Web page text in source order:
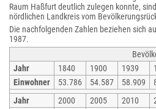
Raum Haßfurt deutlich zulegen konnte,
nördlichen Landkreis vom
Die nachfolgenden Zahlen beziehen sich
1987.
Jahr
1840 1900 1939
Einwohner
53.786 54.587 58.909
Jahr
2000 2005 2010